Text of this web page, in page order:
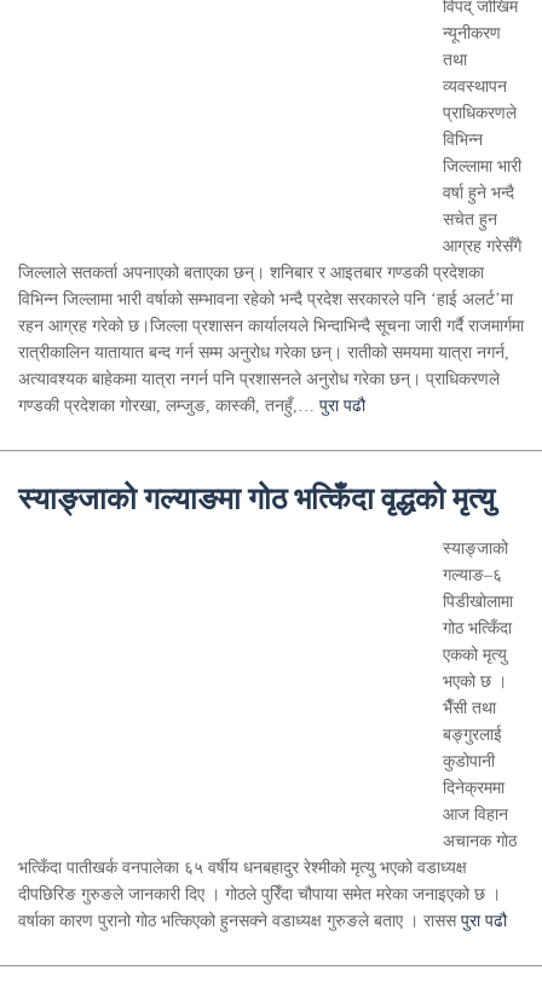
विपद् जोखिम
न्यूनीकरण
तथा
व्यवस्थापन
प्राधिकरणले
विभिन्न
जिल्लामा भारी
वर्षा हुने भन्दै
सचेत हुन
आग्रह गरेसँगै
जिल्लाले सतकर्ता अपनाएको बताएका छन्। शनिबार र आइतबार गण्डकी प्रदेशका
विभिन्न जिल्लामा भारी वर्षाको सम्भावना रहेको भन्दै प्रदेश सरकारले पनि ‘हाई अलर्ट’मा
रहन आग्रह गरेको छ।जिल्ला प्रशासन कार्यालयले भिन्दाभिन्दै सूचना जारी गर्दै राजमार्गमा
रात्रीकालिन यातायात बन्द गर्न सम्म अनुरोध गरेका छन्। रातीको समयमा यात्रा नगर्न,
अत्यावश्यक बाहेकमा यात्रा नगर्न पनि प्रशासनले अनुरोध गरेका छन्। प्राधिकरणले
गण्डकी प्रदेशका गोरखा, लम्जुङ, कास्की, तनहुँ,… पुरा पढौ
स्याङ्जाको गल्याङमा गोठ भत्किँदा वृद्धको मृत्यु
स्याङ्जाको
गल्याङ–६
पिडीखोलामा
गोठ भत्किँदा
एकको मृत्यु
भएको छ ।
भैँसी तथा
बङ्गुरलाई
कुडोपानी
दिनेक्रममा
आज विहान
अचानक गोठ
भत्किँदा पातीखर्क वनपालेका ६५ वर्षीय धनबहादुर रेश्मीको मृत्यु भएको वडाध्यक्ष
दीपछिरिङ गुरुङले जानकारी दिए । गोठले पुरिँदा चौपाया समेत मरेका जनाइएको छ ।
वर्षाका कारण पुरानो गोठ भत्किएको हुनसक्ने वडाध्यक्ष गुरुङले बताए । रासस पुरा पढौ